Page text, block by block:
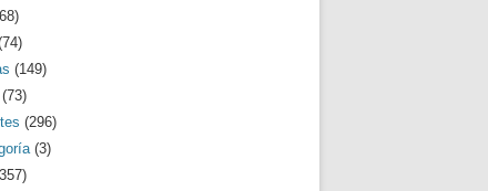
(149)
(73)
(296)
(3)